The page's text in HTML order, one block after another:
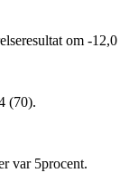
om -
(70).
var 5procent.